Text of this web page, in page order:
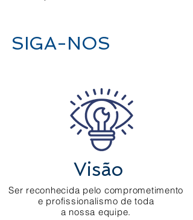
SIGA-NOS
Visão
Ser reconhecida pelo comprometimento
e profissionalismo de toda
a nossa equipe.